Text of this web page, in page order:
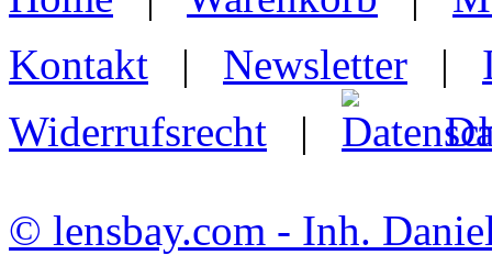
Kontakt | Newsletter |
Widerrufsrecht |
© lensbay.com - Inh.